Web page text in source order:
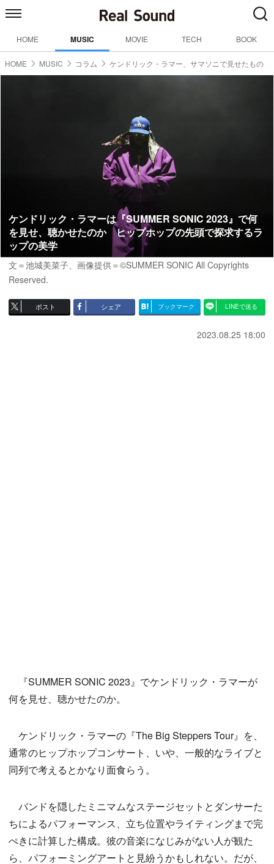
HOME MUSIC MOVIE TECH BOOK
HOME MUSIC コラム ケンドリック・ラマー、サマソニで見せたもの
ケンドリック・ラマーは『SUMMER SONIC 2023』で何
を見せ、聴かせたのか ヒップホップの先頭で探求するラ
ップの美学
文＝池城美菜子、画像提供＝©SUMMER SONIC All Copyrights
Reserved.
ポスト シェア ブックマーク LINEで送る
2023.08.25 18:00
『SUMMER SONIC 2023』でケンドリック・ラマーが
何を見せ、聴かせたのか。
ケンドリック・ラマーの『The Big Steppers Tour』を、
通常のヒップホップコンサート、いや、一般的なライブと
同列で考えるとかなり面食らう。
バンドを隠したミニマムなステージセットとダンサーた
ちによるパフォーマンス、立ち位置やライティングまで完
ぺきに計算した構成。彼の音楽になじみがない人が観た
ら、パフォーミングアートと見紛うかもしれない。だが、